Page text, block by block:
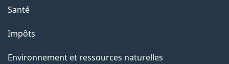
Santé
Impôts
Environnement et ressources naturelles